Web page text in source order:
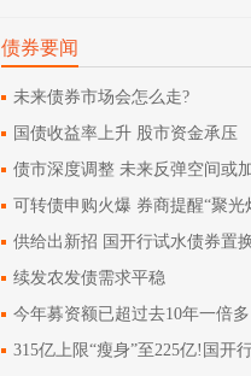
债券要闻
未来债券市场会怎么走?
国债收益率上升 股市资金承压
债市深度调整 未来反弹空间或
可转债申购火爆 券商提醒“聚光
供给出新招 国开行试水债券置
续发农发债需求平稳
今年募资额已超过去10年一倍
315亿上限“瘦身”至225亿!国开